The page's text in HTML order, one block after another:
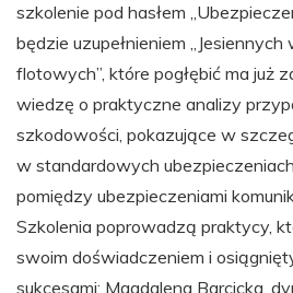
szkolenie pod hasłem
będzie uzupełnieniem
flotowych”, które pogłębić ma już
wiedzę o praktyczne analizy
szkodowości, pokazujące w
w standardowych
pomiędzy ubezpieczeniami
Szkolenia poprowadzą praktycy,
swoim doświadczeniem i
sukcesami: Magdalena Barcicka,